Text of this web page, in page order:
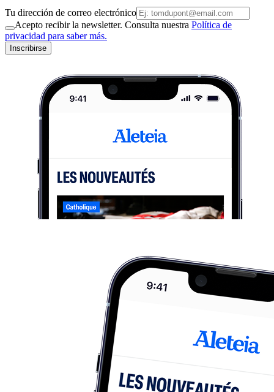
Tu dirección de correo electrónico
Acepto recibir la newsletter. Consulta nuestra Política de
privacidad para saber más.
Inscribirse